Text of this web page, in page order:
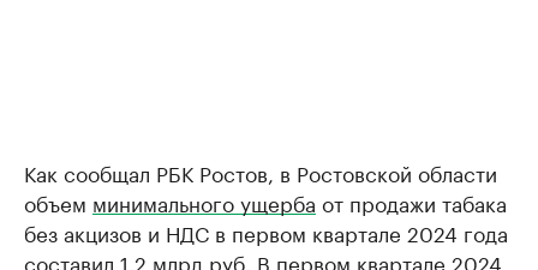
Как сообщал РБК Ростов, в Ростовской области
объем минимального ущерба от продажи табака
без акцизов и НДС в первом квартале 2024 года
составил 1,2 млрд руб. В первом квартале 2024